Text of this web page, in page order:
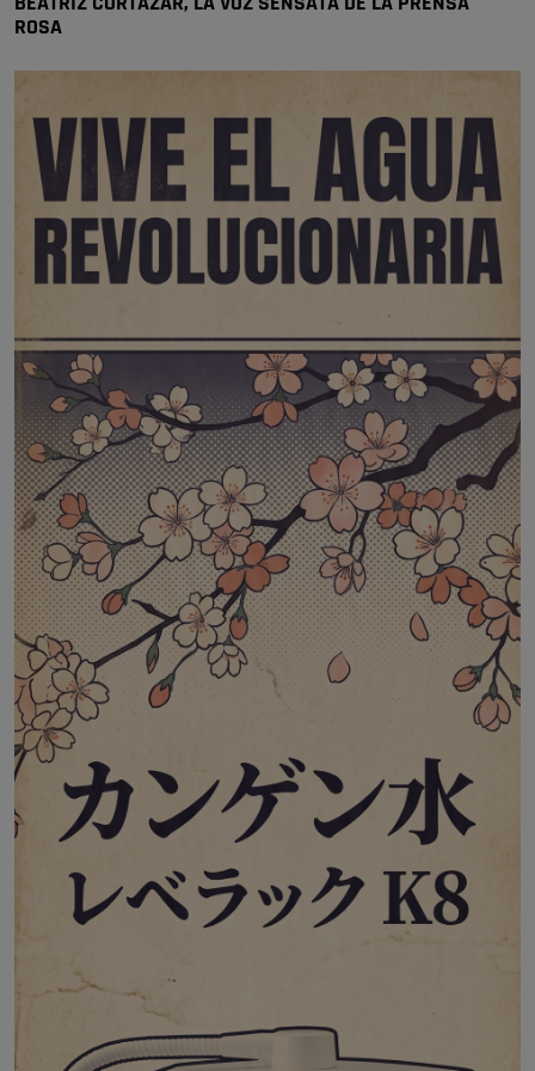
BEATRIZ CORTÁZAR, LA VOZ SENSATA DE LA PRENSA
ROSA